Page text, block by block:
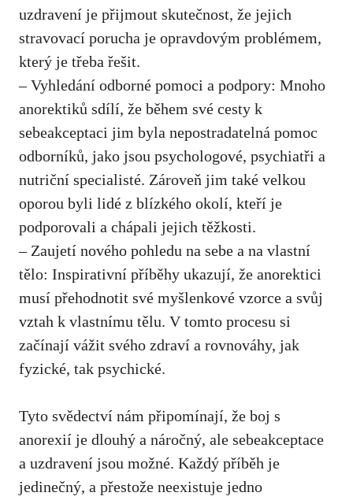
uzdravení je přijmout skutečnost, že jejich
stravovací porucha⁤ je opravdovým problémem,
⁢který je třeba řešit.
– Vyhledání odborné pomoci a podpory: Mnoho
anorektiků sdílí, že během své⁢ cesty k
sebeakceptaci jim byla nepostradatelná pomoc
odborníků, jako jsou psychologové, psychiatři a
nutriční specialisté. Zároveň ⁤jim také velkou
oporou byli lidé z blízkého okolí, kteří ​je
podporovali a chápali jejich⁢ těžkosti.
– Zaujetí​ nového ⁢pohledu‍ na sebe a na vlastní
tělo: Inspirativní příběhy‌ ukazují, že anorektici
musí přehodnotit své myšlenkové vzorce a svůj
vztah ​k vlastnímu tělu. V tomto procesu si
začínají vážit‌ svého zdraví a​ rovnováhy, jak
fyzické, tak psychické.
Tyto ⁢svědectví nám připomínají,‌ že boj s
anorexií je dlouhý a ⁣náročný, ale sebeakceptace
a uzdravení ⁤jsou možné. Každý příběh ⁢je
jedinečný, a přestože neexistuje jedno